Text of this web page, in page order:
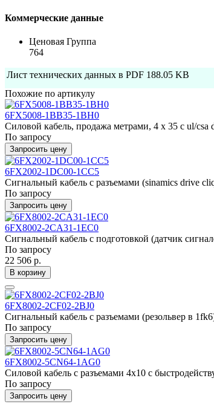
Коммерческие данные
Ценовая Группа
764
Лист технических данных в PDF 188.05 KB
Похожие по артикулу
6FX5008-1BB35-1BH0
Силовой кабель, продажа метрами, 4 x 35 c ul/csa
По запросу
Запросить цену
6FX2002-1DC00-1CC5
Сигнальный кабель с разъемами (sinamics drive
По запросу
Запросить цену
6FX8002-2CA31-1EC0
Сигнальный кабель с подготовкой (датчик
По запросу
22 506 р.
В корзину
6FX8002-2CF02-2BJ0
Сигнальный кабель с разъемами (резольвер в
По запросу
Запросить цену
6FX8002-5CN64-1AG0
Силовой кабель с разъемами 4x10 c
По запросу
Запросить цену